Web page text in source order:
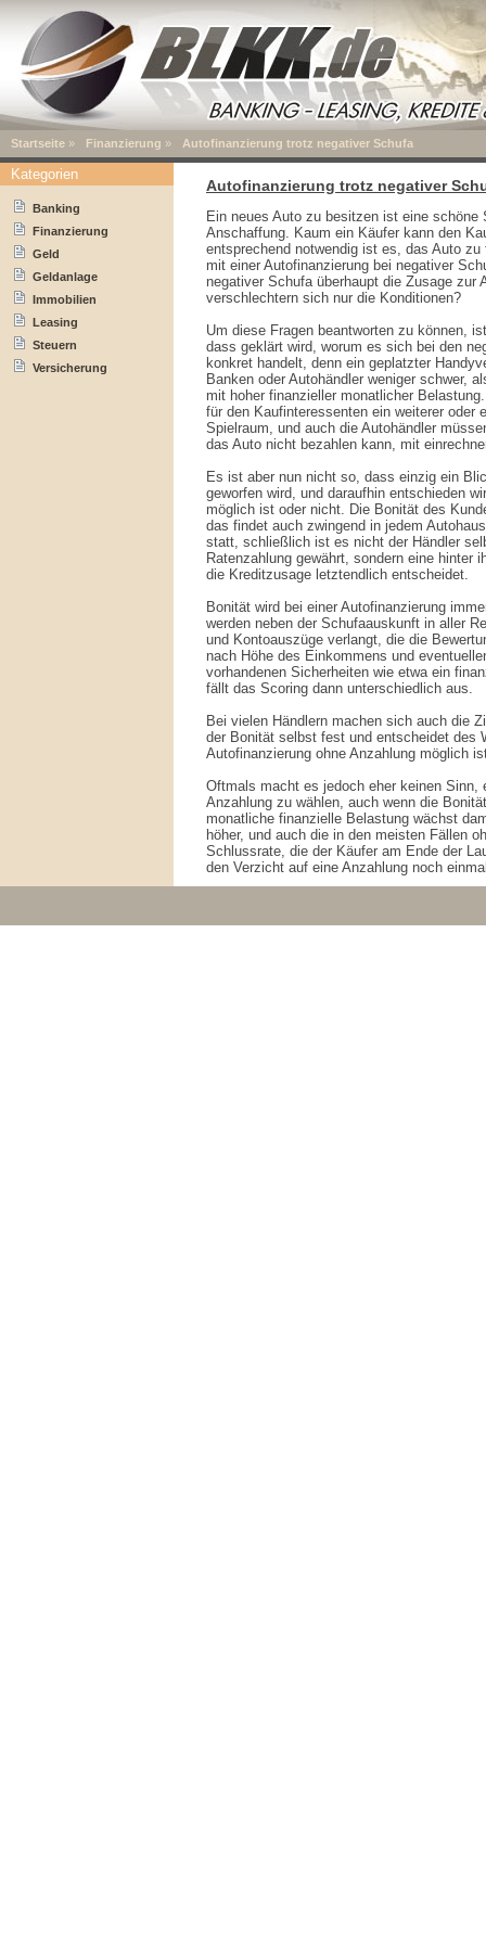
Startseite » Finanzierung » Autofinanzierung trotz negativer Schufa
Autofinanzierung trotz negativer
Ein neues Auto zu besitzen ist eine schöne
Anschaffung. Kaum ein Käufer kann den
entsprechend notwendig ist es, das Auto
mit einer Autofinanzierung bei negativer
negativer Schufa überhaupt die Zusage zur
verschlechtern sich nur die Konditionen?
Um diese Fragen beantworten zu können,
dass geklärt wird, worum es sich bei den
konkret handelt, denn ein geplatzter
Banken oder Autohändler weniger schwer,
mit hoher finanzieller monatlicher
für den Kaufinteressenten ein weiterer oder
Spielraum, und auch die Autohändler
das Auto nicht bezahlen kann, mit
Es ist aber nun nicht so, dass einzig ein
geworfen wird, und daraufhin entschieden
möglich ist oder nicht. Die Bonität des
das findet auch zwingend in jedem
statt, schließlich ist es nicht der Händler
Ratenzahlung gewährt, sondern eine hinter
die Kreditzusage letztendlich entscheidet.
Bonität wird bei einer Autofinanzierung
werden neben der Schufaauskunft in aller
und Kontoauszüge verlangt, die die
nach Höhe des Einkommens und
vorhandenen Sicherheiten wie etwa ein
fällt das Scoring dann unterschiedlich aus.
Bei vielen Händlern machen sich auch die
der Bonität selbst fest und entscheidet des
Autofinanzierung ohne Anzahlung möglich
Oftmals macht es jedoch eher keinen Sinn,
Anzahlung zu wählen, auch wenn die
monatliche finanzielle Belastung wächst
höher, und auch die in den meisten Fällen
Schlussrate, die der Käufer am Ende der
den Verzicht auf eine Anzahlung noch
Kategorien
Banking
Finanzierung
Geld
Geldanlage
Immobilien
Leasing
Steuern
Versicherung